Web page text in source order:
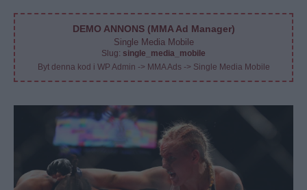
DEMO ANNONS (MMA Ad Manager)
Single Media Mobile
Slug: single_media_mobile
Byt denna kod i WP Admin -> MMA Ads -> Single Media Mobile